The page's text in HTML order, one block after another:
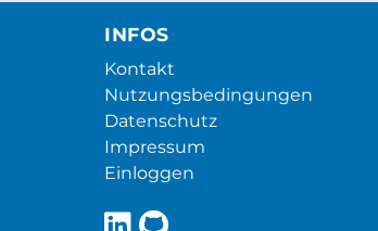
INFOS
Kontakt
Nutzungsbedingungen
Datenschutz
Impressum
Einloggen